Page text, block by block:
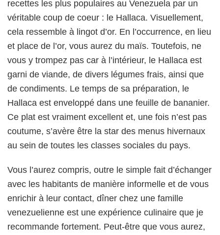
recettes les plus populaires au Venezuela par un
véritable coup de coeur : le Hallaca. Visuellement,
cela ressemble à lingot d’or. En l’occurrence, en lieu
et place de l’or, vous aurez du maïs. Toutefois, ne
vous y trompez pas car à l’intérieur, le Hallaca est
garni de viande, de divers légumes frais, ainsi que
de condiments. Le temps de sa préparation, le
Hallaca est enveloppé dans une feuille de bananier.
Ce plat est vraiment excellent et, une fois n’est pas
coutume, s’avère être la star des menus hivernaux
au sein de toutes les classes sociales du pays.
Vous l’aurez compris, outre le simple fait d’échanger
avec les habitants de manière informelle et de vous
enrichir à leur contact, dîner chez une famille
venezuelienne est une expérience culinaire que je
recommande fortement. Peut-être que vous aurez,